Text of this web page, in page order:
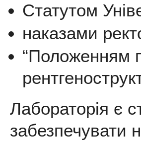
Статутом
наказами
“Положенням
Лабораторія є
забезпечувати